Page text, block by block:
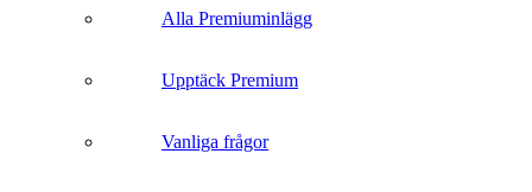
Alla Premiuminlägg
Upptäck Premium
Vanliga frågor